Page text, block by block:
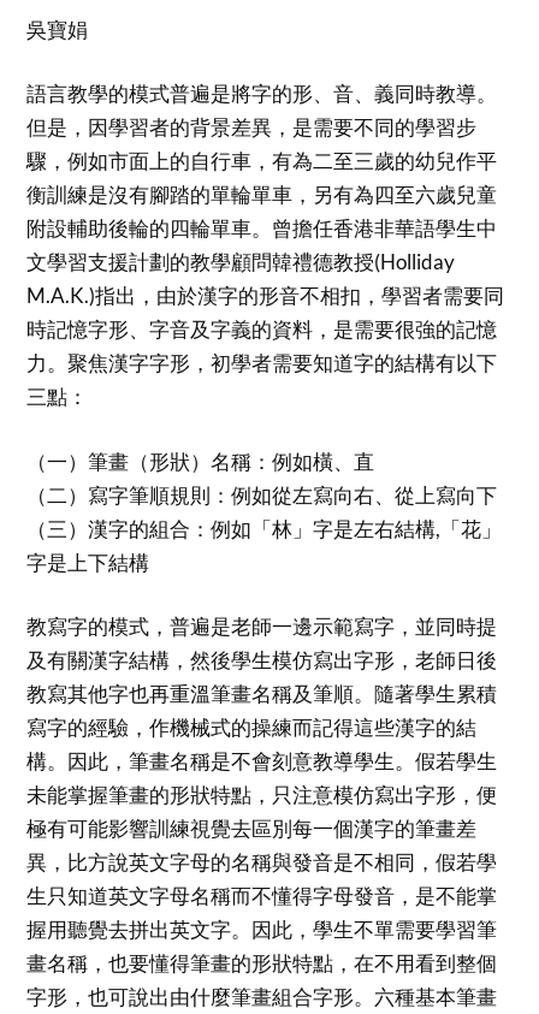
吳寶娟
語言教學的模式普遍是將字的形、音、義同時教導。
但是，因學習者的背景差異，是需要不同的學習步
驟，例如市面上的自行車，有為二至三歲的幼兒作平
衡訓練是沒有腳踏的單輪單車，另有為四至六歲兒童
附設輔助後輪的四輪單車。曾擔任香港非華語學生中
文學習支援計劃的教學顧問韓禮德教授(Holliday
M.A.K.)指出，由於漢字的形音不相扣，學習者需要同
時記憶字形、字音及字義的資料，是需要很強的記憶
力。聚焦漢字字形，初學者需要知道字的結構有以下
三點：
（一）筆畫（形狀）名稱：例如橫、直
（二）寫字筆順規則：例如從左寫向右、從上寫向下
（三）漢字的組合：例如「林」字是左右結構,「花」
字是上下結構
教寫字的模式，普遍是老師一邊示範寫字，並同時提
及有關漢字結構，然後學生模仿寫出字形，老師日後
教寫其他字也再重溫筆畫名稱及筆順。隨著學生累積
寫字的經驗，作機械式的操練而記得這些漢字的結
構。因此，筆畫名稱是不會刻意教導學生。假若學生
未能掌握筆畫的形狀特點，只注意模仿寫出字形，便
極有可能影響訓練視覺去區別每一個漢字的筆畫差
異，比方說英文字母的名稱與發音是不相同，假若學
生只知道英文字母名稱而不懂得字母發音，是不能掌
握用聽覺去拼出英文字。因此，學生不單需要學習筆
畫名稱，也要懂得筆畫的形狀特點，在不用看到整個
字形，也可說出由什麼筆畫組合字形。六種基本筆畫